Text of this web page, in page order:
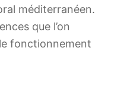
méditerranéen.
que l’on
fonctionnement